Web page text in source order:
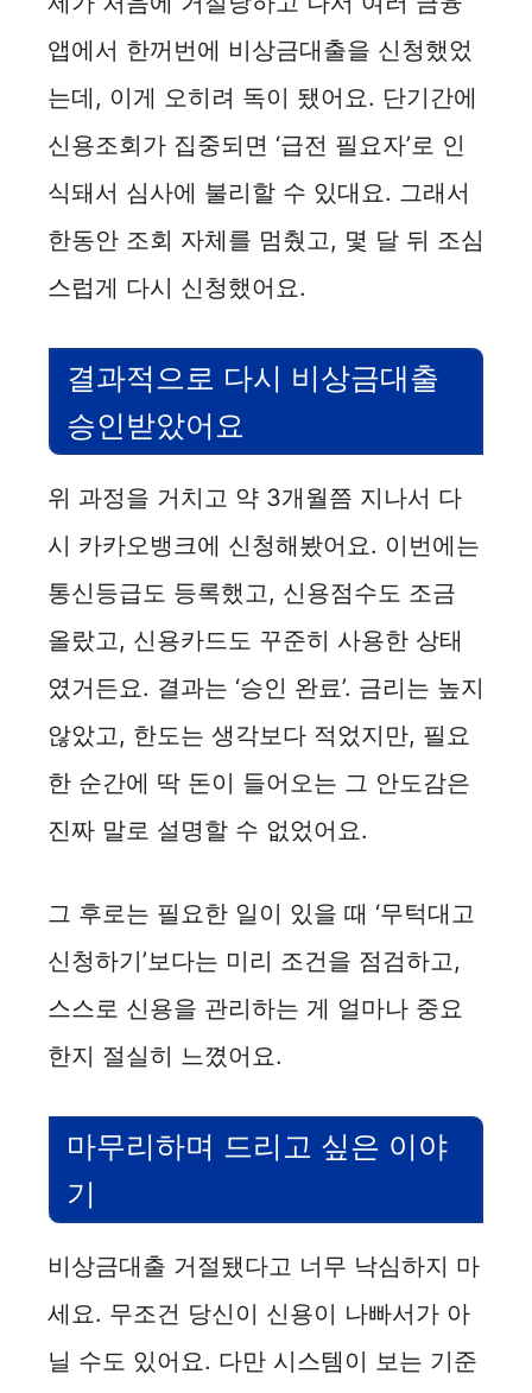
앱에서 한꺼번에 비상금대출을 신청했었
는데, 이게 오히려 독이 됐어요. 단기간에
신용조회가 집중되면 ‘급전 필요자’로 인
식돼서 심사에 불리할 수 있대요. 그래서
한동안 조회 자체를 멈췄고, 몇 달 뒤 조심
스럽게 다시 신청했어요.
결과적으로 다시 비상금대출
승인받았어요
위 과정을 거치고 약 3개월쯤 지나서 다
시 카카오뱅크에 신청해봤어요. 이번에는
통신등급도 등록했고, 신용점수도 조금
올랐고, 신용카드도 꾸준히 사용한 상태
였거든요. 결과는 ‘승인 완료’. 금리는 높지
않았고, 한도는 생각보다 적었지만, 필요
한 순간에 딱 돈이 들어오는 그 안도감은
진짜 말로 설명할 수 없었어요.
그 후로는 필요한 일이 있을 때 ‘무턱대고
신청하기’보다는 미리 조건을 점검하고,
스스로 신용을 관리하는 게 얼마나 중요
한지 절실히 느꼈어요.
마무리하며 드리고 싶은 이야
기
비상금대출 거절됐다고 너무 낙심하지 마
세요. 무조건 당신이 신용이 나빠서가 아
닐 수도 있어요. 다만 시스템이 보는 기준